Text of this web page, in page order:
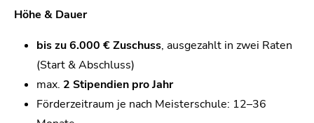
Höhe & Dauer
bis zu 6.000 € Zuschuss, ausgezahlt in zwei Raten
(Start & Abschluss)
max. 2 Stipendien pro Jahr
Förderzeitraum je nach Meisterschule: 12–36